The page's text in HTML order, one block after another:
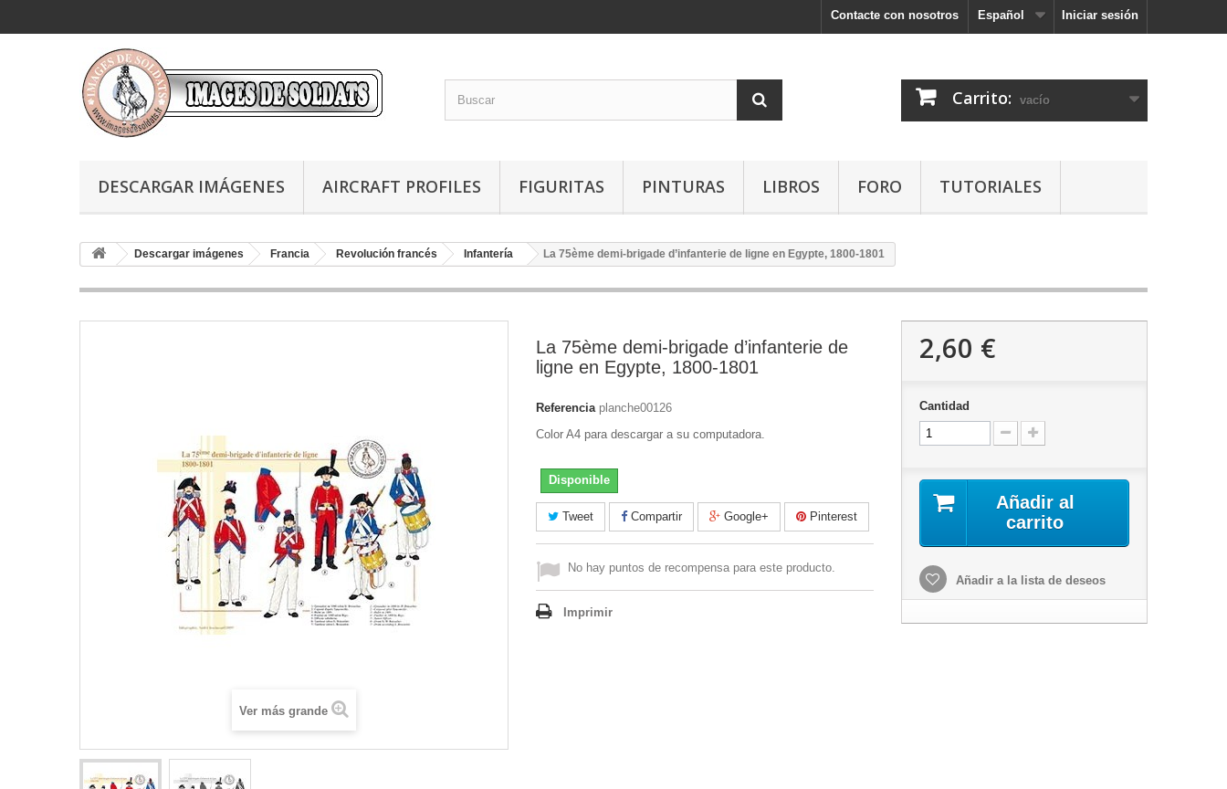
Iniciar sesión
Español
Contacte con nosotros
Carrito: vacío
DESCARGAR IMÁGENES AIRCRAFT PROFILES FIGURITAS PINTURAS LIBROS FORO TUTORIALES
Descargar imágenes Francia Revolución francés Infantería La 75ème demi-brigade d’infanterie de ligne en Egypte, 1800-1801
Ver más grande
La 75ème demi-brigade d’infanterie de
ligne en Egypte, 1800-1801
Referencia planche00126
Color A4 para descargar a su computadora.
Disponible
Tweet Compartir Google+ Pinterest
No hay puntos de recompensa para este producto.
Imprimir
2,60 €
Cantidad
Añadir al
carrito
Añadir a la lista de deseos